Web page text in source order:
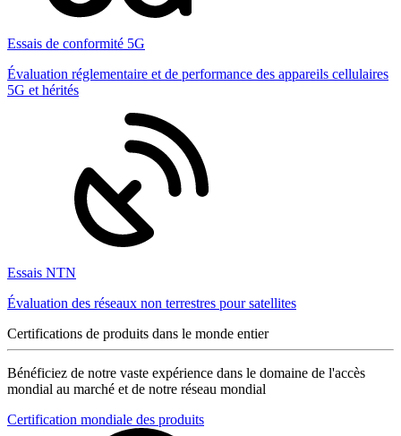
Essais de conformité 5G
Évaluation réglementaire et de performance des appareils cellulaires
5G et hérités
Essais NTN
Évaluation des réseaux non terrestres pour satellites
Certifications de produits dans le monde entier
Bénéficiez de notre vaste expérience dans le domaine de l'accès
mondial au marché et de notre réseau mondial
Certification mondiale des produits